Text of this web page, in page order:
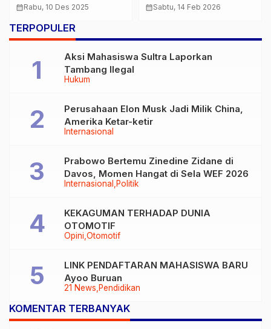
TERHADAP
MANUSIA
calendar_monthRabu, 10 Des 2025
Hilang Rp840,9 Triliun
calendar_monthSabtu, 14 Feb 2026
TERPOPULER
Hukum
Aksi Mahasiswa Sultra Laporkan
Tambang Ilegal
Internasional
Perusahaan Elon Musk Jadi Milik China,
Amerika Ketar-ketir
Internasional Politik
Prabowo Bertemu Zinedine Zidane di
Davos, Momen Hangat di Sela WEF 2026
Opini Otomotif
KEKAGUMAN TERHADAP DUNIA
OTOMOTIF
21 News Pendidikan
LINK PENDAFTARAN MAHASISWA BARU
Ayoo Buruan
KOMENTAR TERBANYAK